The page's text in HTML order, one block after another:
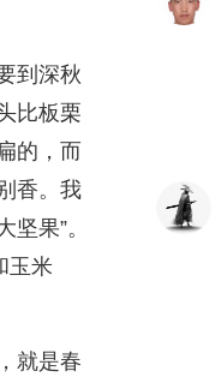
到深秋
比板栗
的，而
香。我
果”。
玉米
就是春